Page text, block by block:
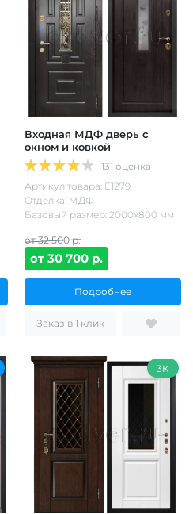
Входная МДФ дверь с
окном и ковкой
131 оценка
Артикул товара: Е1279
Отделка: МДФ
Базовый размер: 2000х800 мм
от 32 500 р.
от 30 700 р.
Подробнее
Заказ в 1 клик
3К